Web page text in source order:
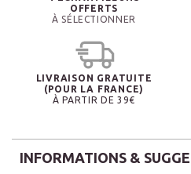
OFFERTS
À SÉLECTIONNER
LIVRAISON GRATUITE
(POUR LA FRANCE)
À PARTIR DE 39€
INFORMATIONS &